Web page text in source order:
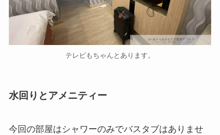
テレビもちゃんとあります。
水回りとアメニティー
今回の部屋はシャワーのみでバスタブはありませ